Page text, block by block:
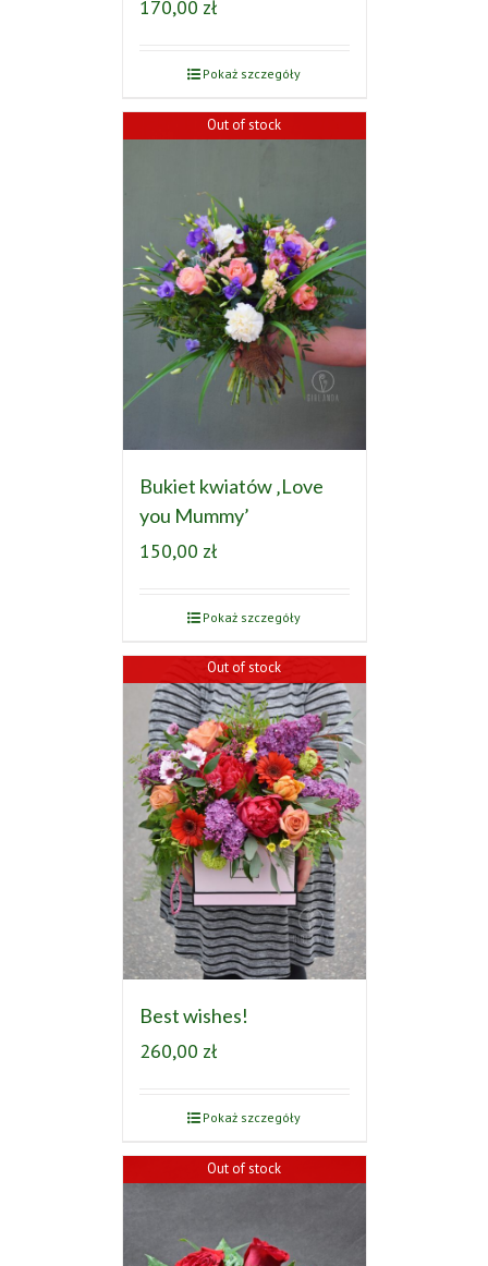
170,00 zł
Pokaż szczegóły
Out of stock
Bukiet kwiatów ‚Love
you Mummy’
150,00 zł
Pokaż szczegóły
Out of stock
Best wishes!
260,00 zł
Pokaż szczegóły
Out of stock